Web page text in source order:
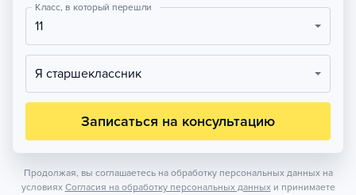
Класс, в который перешли
11
Я старшеклассник
Записаться на консультацию
Продолжая, вы соглашаетесь на обработку персональных данных на
условиях Согласия на обработку персональных данных и принимаете